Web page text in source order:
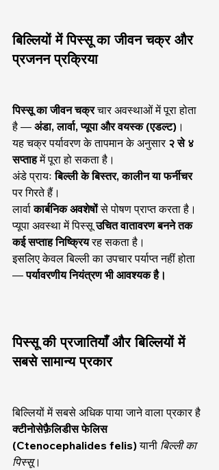
बिल्लियों में पिस्सू का जीवन चक्र और
प्रजनन प्रक्रिया
पिस्सू का जीवन चक्र चार अवस्थाओं में पूरा होता
है — अंडा, लार्वा, प्यूपा और वयस्क (एडल्ट) ।
यह चक्र पर्यावरण के तापमान के अनुसार २ से ४
सप्ताह में पूरा हो सकता है।
अंडे प्रायः बिल्ली के बिस्तर, कालीन या फर्नीचर
पर गिरते हैं।
लार्वा कार्बनिक अवशेषों से पोषण प्राप्त करता है।
प्यूपा अवस्था में पिस्सू उचित वातावरण बनने तक
कई सप्ताह निष्क्रिय रह सकता है।
इसलिए केवल बिल्ली का उपचार पर्याप्त नहीं होता
— पर्यावरणीय नियंत्रण भी आवश्यक है।
पिस्सू की प्रजातियाँ और बिल्लियों में
सबसे सामान्य प्रकार
बिल्लियों में सबसे अधिक पाया जाने वाला प्रकार है
क्टीनोसेफ़ैलिडीस फेलिस
(Ctenocephalides felis) यानी बिल्ली का
पिस्सू।